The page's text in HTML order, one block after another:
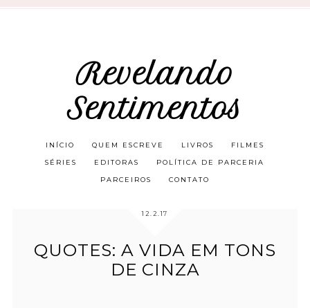
Revelando
Sentimentos
INÍCIO QUEM ESCREVE LIVROS FILMES
SÉRIES EDITORAS POLÍTICA DE PARCERIA
PARCEIROS CONTATO
12.2.17
QUOTES: A VIDA EM TONS
DE CINZA